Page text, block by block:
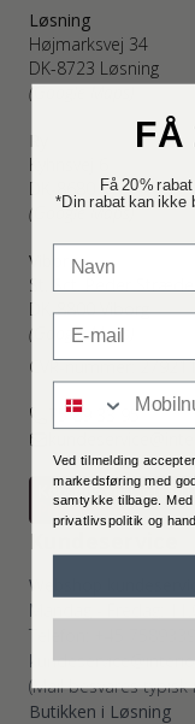
Løsning
Højmarksvej 34
DK-8723 Løsning
(Google Maps)
Ry
Kyhnsvej 6
DK-8680 Ry
(Google Maps)
Viborg
St. Sct. Peder
DK-8800 Viborg
(Google Maps)
CVR-nummer:
75 89 33 95
Kundeservice
Webshop
Mandag - Fredag:
Telefon: +45
(Mail besvares
Butikken i Løsning
FÅ
Få 20%
*Din rabat kan ikke
mobilnummer
Ved tilmelding
markedsføring med
samtykke tilbage.
privatlivspolitik og